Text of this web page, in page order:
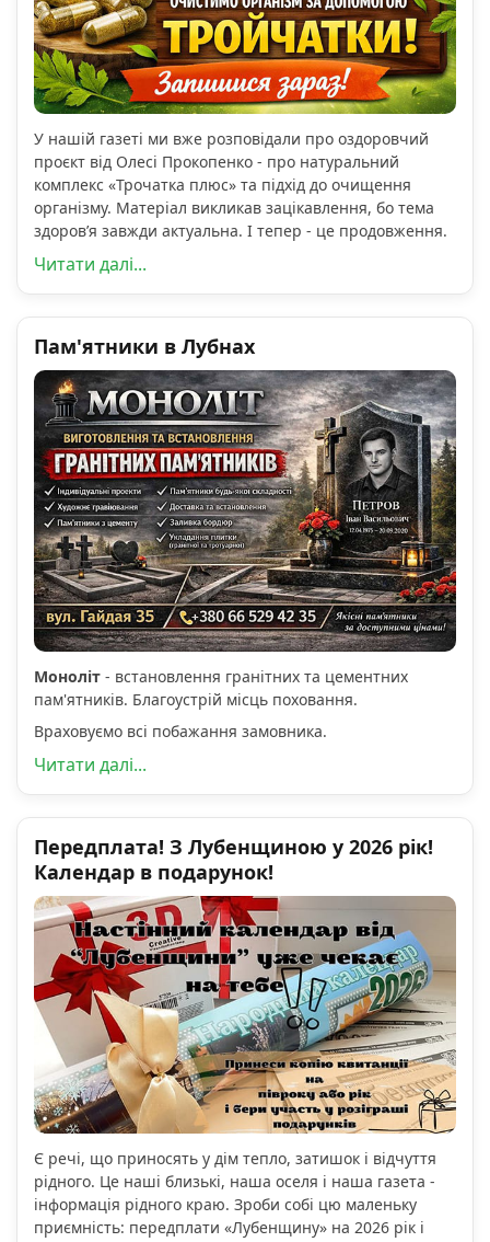
У нашій газеті ми вже розповідали про оздоровчий
проєкт від Олесі Прокопенко - про натуральний
комплекс «Трочатка плюс» та підхід до очищення
організму. Матеріал викликав зацікавлення, бо тема
здоров’я завжди актуальна. І тепер - це продовження.
Читати далі...
Пам'ятники в Лубнах
Моноліт - встановлення гранітних та цементних
пам'ятників. Благоустрій місць поховання.
Враховуємо всі побажання замовника.
Читати далі...
Передплата! З Лубенщиною у 2026 рік!
Календар в подарунок!
Є речі, що приносять у дім тепло, затишок і відчуття
рідного. Це наші близькі, наша оселя і наша газета -
інформація рідного краю. Зроби собі цю маленьку
приємність: передплати «Лубенщину» на 2026 рік і